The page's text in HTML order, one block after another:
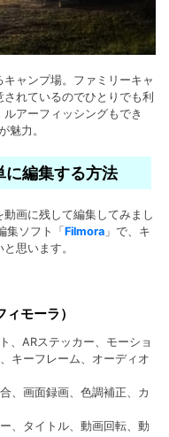
ャンプ場。ファミリーキャ
れているのでひとりでも利
アーフィッシングもでき
魅力。
編集する方法
画に残して編集してみまし
集ソフト「 Filmora 」で、キ
思います。
ィモーラ）
、ARステッカー、モーショ
キーフレーム、オーディオ
、画面録画、色調補正、カ
、タイトル、動画回転、動